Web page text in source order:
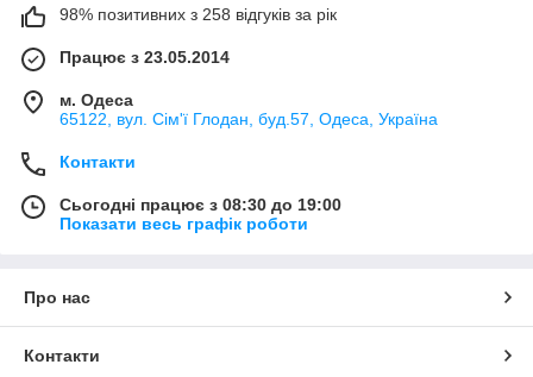
98% позитивних з 258 відгуків за рік
Працює з 23.05.2014
м. Одеса
65122, вул. Сім'ї Глодан, буд.57, Одеса, Україна
Контакти
Сьогодні працює з 08:30 до 19:00
Показати весь графік роботи
Про нас
Контакти